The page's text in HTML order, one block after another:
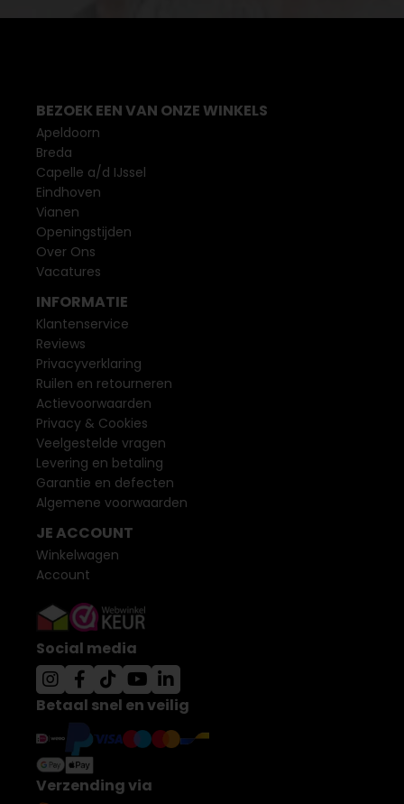
BEZOEK EEN VAN ONZE WINKELS
Apeldoorn
Breda
Capelle a/d IJssel
Eindhoven
Vianen
Openingstijden
Over Ons
Vacatures
INFORMATIE
Klantenservice
Reviews
Privacyverklaring
Ruilen en retourneren
Actievoorwaarden
Privacy & Cookies
Veelgestelde vragen
Levering en betaling
Garantie en defecten
Algemene voorwaarden
JE ACCOUNT
Winkelwagen
Account
Social media
Betaal snel en veilig
Verzending via